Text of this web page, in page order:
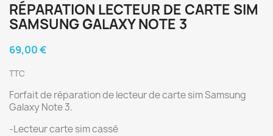
RÉPARATION LECTEUR DE CARTE SIM
SAMSUNG GALAXY NOTE 3
69,00 €
TTC
Forfait de réparation de lecteur de carte sim Samsung
Galaxy Note 3.
-Lecteur carte sim cassé